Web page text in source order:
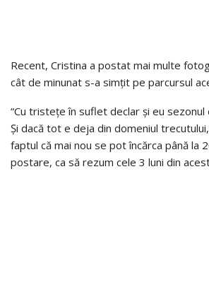
Recent, Cristina a postat mai multe
cât de minunat s-a simțit pe parcursul
“Cu tristețe în suflet declar și eu sezonul
Și dacă tot e deja din domeniul
faptul că mai nou se pot încărca până la
postare, ca să rezum cele 3 luni din